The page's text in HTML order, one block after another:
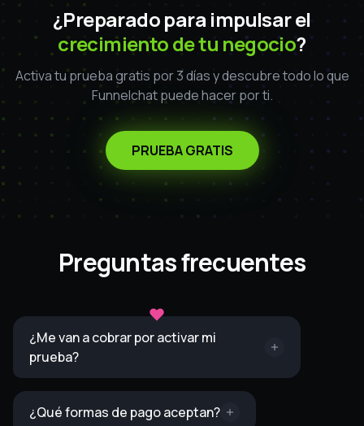
¿Preparado para impulsar el
crecimiento de tu negocio?
Activa tu prueba gratis por 3 días y descubre todo lo que
Funnelchat puede hacer por ti.
PRUEBA GRATIS
Preguntas frecuentes
¿Me van a cobrar por activar mi
prueba?
¿Qué formas de pago aceptan?